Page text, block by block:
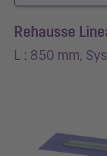
Rehausse
L : 850 mm,